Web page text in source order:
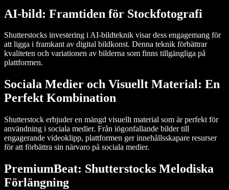
AI-bild: Framtiden för Stockfotografi
Shutterstocks investering i AI-bildteknik visar dess engagemang för
att ligga i framkant av digital bildkonst. Denna teknik förbättrar
kvaliteten och variationen av bilderna som finns tillgängliga på
plattformen.
Sociala Medier och Visuellt Material: En
Perfekt Kombination
Shutterstock erbjuder en mängd visuellt material som är perfekt för
användning i sociala medier. Från iögonfallande bilder till
engagerande videoklipp, plattformen ger innehållsskapare resurser
för att förbättra sin närvaro på sociala medier.
PremiumBeat: Shutterstocks Melodiska
Förlängning